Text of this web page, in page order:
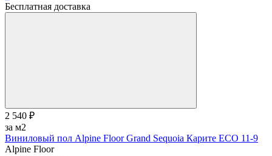
Бесплатная доставка
2 540 ₽
за м2
Виниловый пол Alpine Floor Grand Sequoia Карите ECO 11-9
Alpine Floor